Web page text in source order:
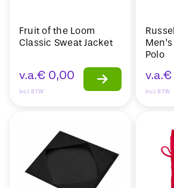
Fruit of the Loom
Classic Sweat Jacket
v.a.€ 0,00
Incl. BTW
Polo
v.a.€
Incl. BTW